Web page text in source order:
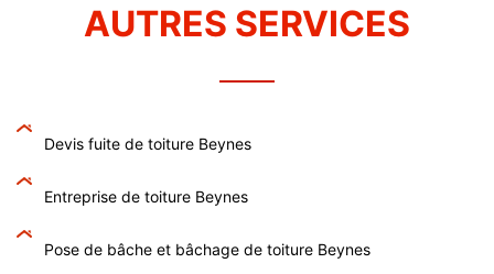
AUTRES SERVICES
Devis fuite de toiture Beynes
Entreprise de toiture Beynes
Pose de bâche et bâchage de toiture Beynes